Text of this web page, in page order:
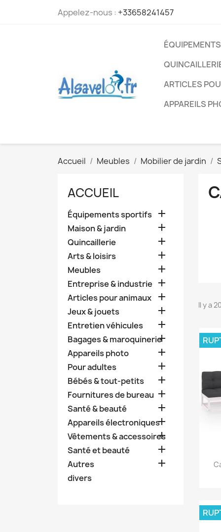
Appelez-nous : +33658241457
ARTICLES
APPAREILS
Accueil Meubles Mobilier de jardin
ACCUEIL
Équipements sportifs 
Maison & jardin 
Quincaillerie 
Arts & loisirs 
Meubles 
Entreprise & industrie 
Articles pour animaux 
Jeux & jouets 
Entretien véhicules 
Bagages & maroquinerie

Appareils photo 
Pour adultes 
Bébés & tout-petits 
Fournitures de bureau 
Santé & beauté 
Appareils électroniques
Vêtements & accessoires

Santé et beauté 
Autres 
divers
Il y a